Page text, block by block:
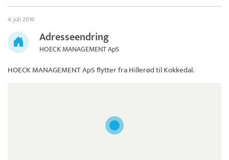
4. juli 2016
Adresseendring
HOECK MANAGEMENT ApS
HOECK MANAGEMENT ApSflytter fra Hillerød til Kokkedal.